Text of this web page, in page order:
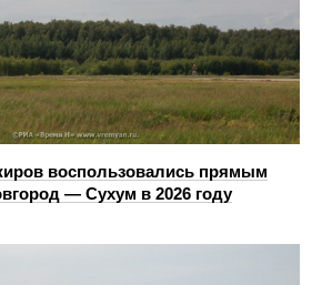
воспользовались прямым
— Сухум в 2026 году